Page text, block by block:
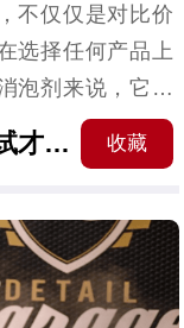
清洗剂消泡剂哪个好，试试才知道啊 收藏
不仅仅是对比价
选择任何产品上
泡剂来说，它的
源消泡剂小编对
消泡剂哪个好，